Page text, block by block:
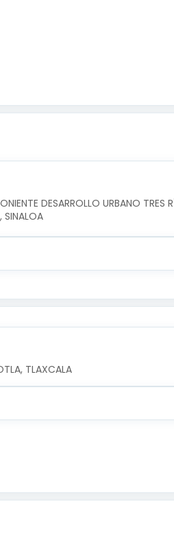
DESARROLLO URBANO TRES
SINALOA
TLAXCALA